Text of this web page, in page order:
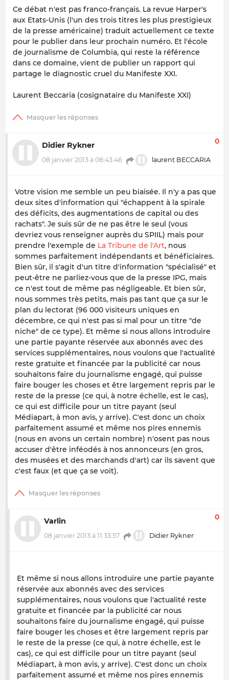
Ce débat n'est pas franco-français. La revue Harper's
aux Etats-Unis (l'un des trois titres les plus prestigieux
de la presse américaine) traduit actuellement ce texte
pour le publier dans leur prochain numéro. Et l'école
de journalisme de Columbia, qui reste la référence
dans ce domaine, vient de publier un rapport qui
partage le diagnostic cruel du Manifeste XXI.
Laurent Beccaria (cosignataire du Manifeste XXI)
Didier Rykner
08 janvier 2013 à 08:43:46 laurent BECCARIA
0
Votre vision me semble un peu biaisée. Il n'y a pas que
deux sites d'information qui "échappent à la spirale
des déficits, des augmentations de capital ou des
rachats". Je suis sûr de ne pas être le seul (vous
devriez vous renseigner auprès du SPIIL) mais pour
prendre l'exemple de La Tribune de l'Art, nous
sommes parfaitement indépendants et bénéficiaires.
Bien sûr, il s'agit d'un titre d'information "spécialisé" et
peut-être ne parliez-vous que de la presse IPG, mais
ce n'est tout de même pas négligeable. Et bien sûr,
nous sommes très petits, mais pas tant que ça sur le
plan du lectorat (96 000 visiteurs uniques en
décembre, ce qui n'est pas si mal pour un titre "de
niche" de ce type). Et même si nous allons introduire
une partie payante réservée aux abonnés avec des
services supplémentaires, nous voulons que l'actualité
reste gratuite et financée par la publicité car nous
souhaitons faire du journalisme engagé, qui puisse
faire bouger les choses et être largement repris par le
reste de la presse (ce qui, à notre échelle, est le cas),
ce qui est difficile pour un titre payant (seul
Médiapart, à mon avis, y arrive). C'est donc un choix
parfaitement assumé et même nos pires ennemis
(nous en avons un certain nombre) n'osent pas nous
accuser d'être inféodés à nos annonceurs (en gros,
des musées et des marchands d'art) car ils savent que
c'est faux (et que ça se voit).
Varlin
08 janvier 2013 à 11:33:57 Didier Rykner
0
Et même si nous allons introduire une partie payante
réservée aux abonnés avec des services
supplémentaires, nous voulons que l'actualité reste
gratuite et financée par la publicité car nous
souhaitons faire du journalisme engagé, qui puisse
faire bouger les choses et être largement repris par
le reste de la presse (ce qui, à notre échelle, est le
cas), ce qui est difficile pour un titre payant (seul
Médiapart, à mon avis, y arrive). C'est donc un choix
parfaitement assumé et même nos pires ennemis